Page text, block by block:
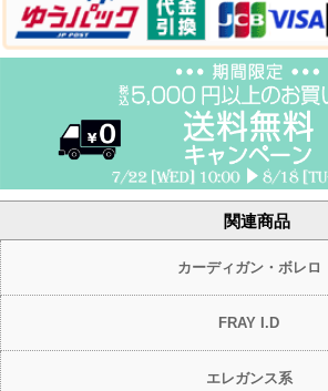
関連商品
カーディガン・ボレロ
FRAY I.D
エレガンス系